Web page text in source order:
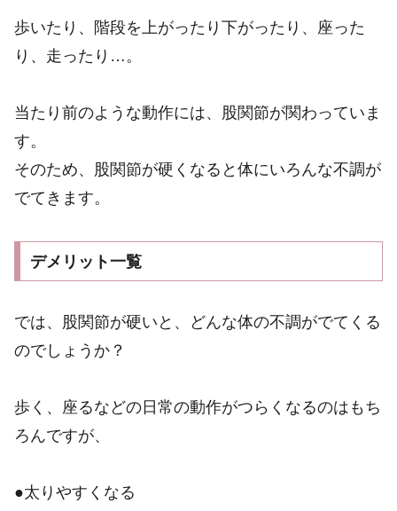
歩いたり、階段を上がったり下がったり、座った
り、走ったり…。
当たり前のような動作には、股関節が関わっていま
す。
そのため、股関節が硬くなると体にいろんな不調が
でてきます。
デメリット一覧
では、股関節が硬いと、どんな体の不調がでてくる
のでしょうか？
歩く、座るなどの日常の動作がつらくなるのはもち
ろんですが、
●太りやすくなる